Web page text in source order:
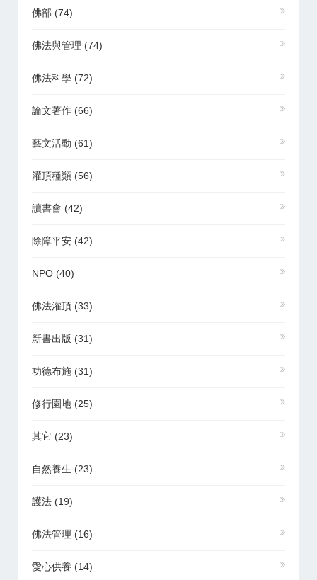
佛部 (74)
佛法與管理 (74)
佛法科學 (72)
論文著作 (66)
藝文活動 (61)
灌頂種類 (56)
讀書會 (42)
除障平安 (42)
NPO (40)
佛法灌頂 (33)
新書出版 (31)
功德布施 (31)
修行園地 (25)
其它 (23)
自然養生 (23)
護法 (19)
佛法管理 (16)
愛心供養 (14)